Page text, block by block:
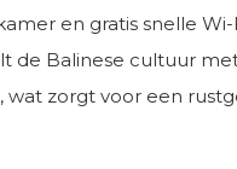
en gratis snelle Wi-
de Balinese cultuur
wat zorgt voor een